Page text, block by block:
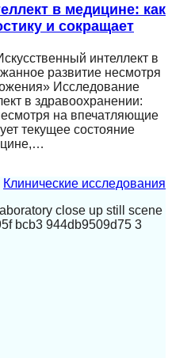
в медицине: как
и сокращает
интеллект в
развитие несмотря
Исследование
в здравоохранении:
на впечатляющие
текущее состояние
Клинические исследования